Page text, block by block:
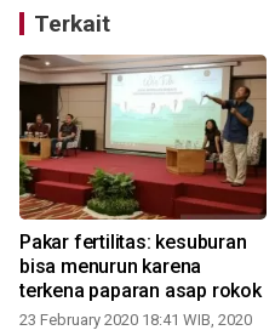
Terkait
Pakar fertilitas: kesuburan
bisa menurun karena
terkena paparan asap rokok
23 February 2020 18:41 WIB, 2020